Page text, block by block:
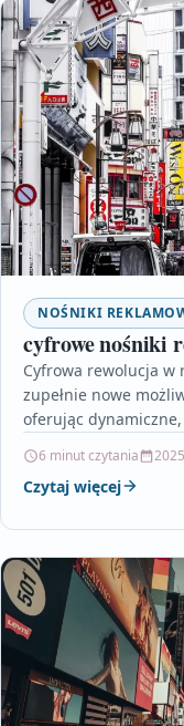
NOŚNIKI
cyfrowe nośniki
Cyfrowa rewolucja w
zupełnie nowe
oferując
6 minut czytania
Czytaj więcej